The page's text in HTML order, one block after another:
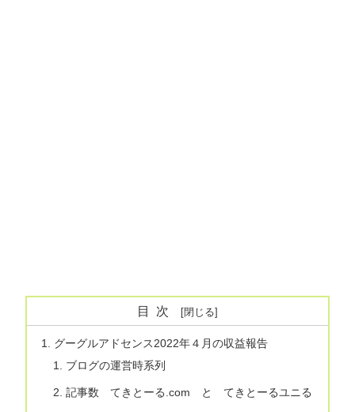
目次
グーグルアドセンス2022年４月の収益報告
ブログの運営時系列
記事数 てきとーる.com と てきとーるユニる